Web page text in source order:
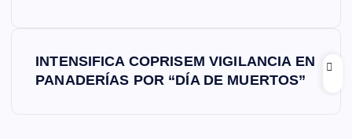
INTENSIFICA COPRISEM VIGILANCIA EN
PANADERÍAS POR “DÍA DE MUERTOS”